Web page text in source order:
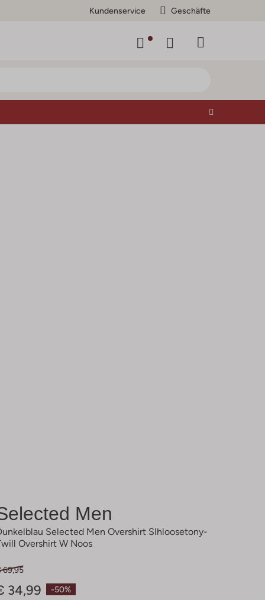
Kundenservice Geschäfte
Men
Selected Men Overshirt Slhloosetony-
Overshirt W Noos
-50%
69,95
34,99